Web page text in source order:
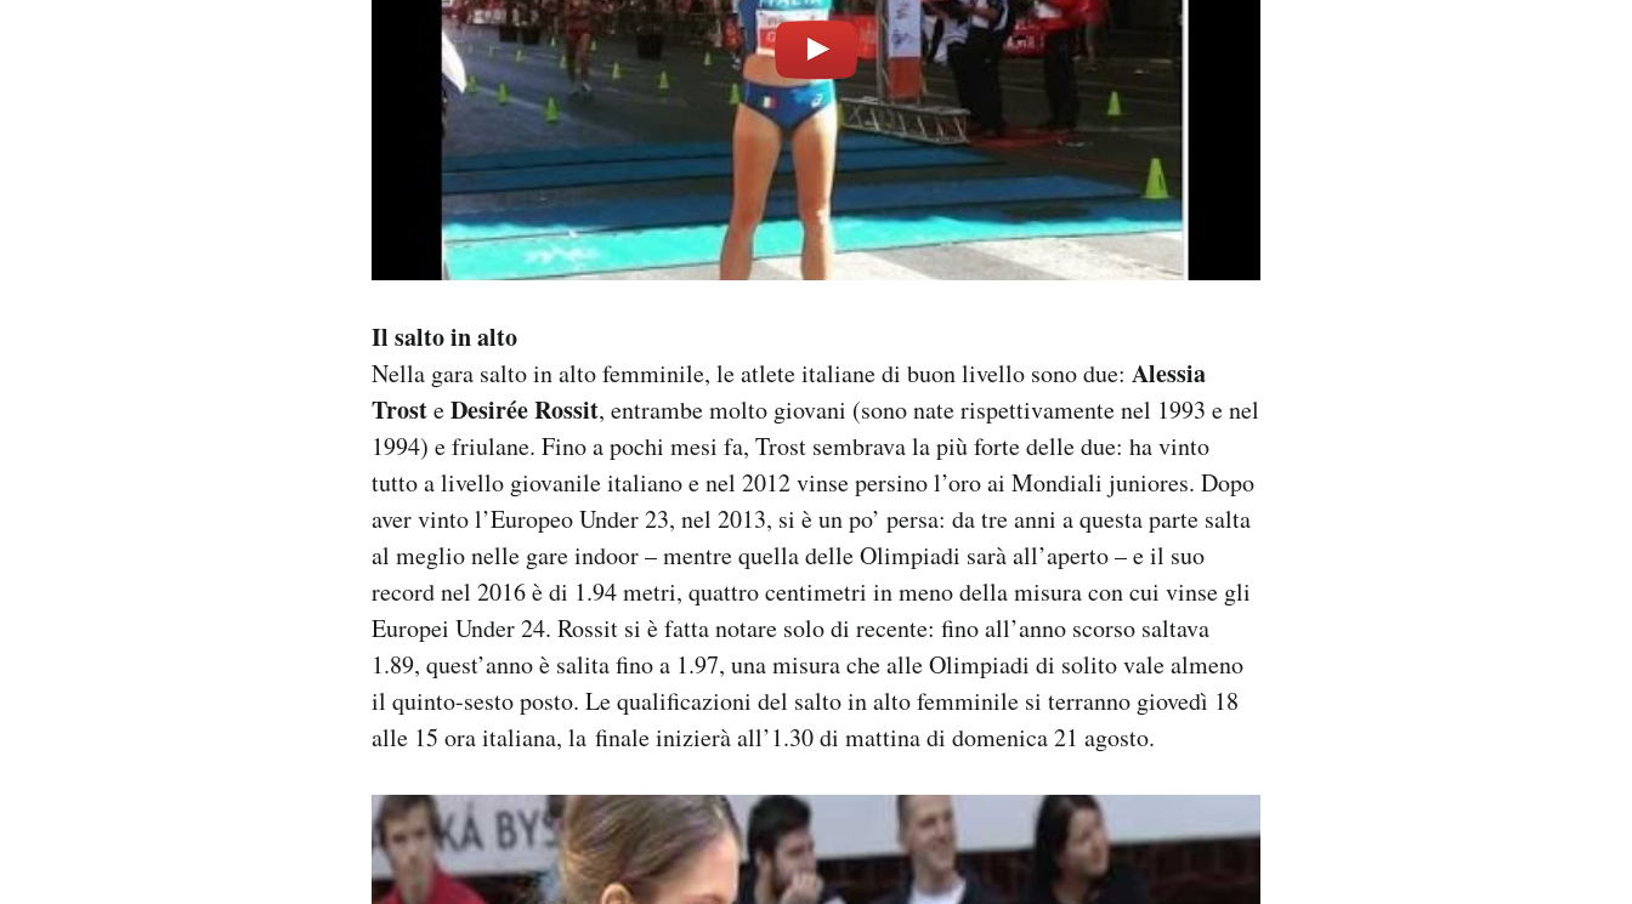
Il salto in alto
Nella gara salto in alto femminile, le atlete italiane di buon livello sono due: Alessia
TrosteDesirée Rossit, entrambe molto giovani (sono nate rispettivamente nel 1993 e nel
1994) e friulane. Fino a pochi mesi fa, Trost sembrava la più forte delle due: ha vinto
tutto a livello giovanile italiano e nel 2012 vinse persino l’oro ai Mondiali juniores. Dopo
aver vinto l’Europeo Under 23, nel 2013, si è un po’ persa: da tre anni a questa parte salta
al meglio nelle gare indoor – mentre quella delle Olimpiadi sarà all’aperto – e il suo
record nel 2016 è di 1.94 metri, quattro centimetri in meno della misura con cui vinse gli
Europei Under 24. Rossit si è fatta notare solo di recente: fino all’anno scorso saltava
1.89, quest’anno è salita fino a 1.97, una misura che alle Olimpiadi di solito vale almeno
il quinto-sesto posto. Le qualificazioni del salto in alto femminile si terranno giovedì 18
alle 15 ora italiana, la finale inizierà all’1.30 di mattina di domenica 21 agosto.